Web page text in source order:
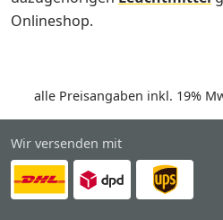
Onlineshop.
alle Preisangaben inkl. 19%
Wir versenden mit